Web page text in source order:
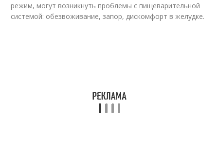
режим, могут возникнуть проблемы с пищеварительной
системой: обезвоживание, запор, дискомфорт в желудке.